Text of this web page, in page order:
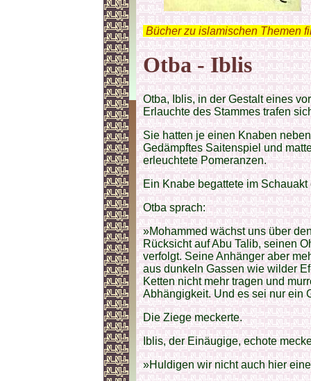
Bücher zu islamischen Themen
Otba - Iblis
Otba, Iblis, in der Gestalt eines
Erlauchte des Stammes trafen
Sie hatten je einen Knaben
Gedämpftes Saitenspiel und
erleuchtete Pomeranzen.
Ein Knabe begattete im
Otba sprach:
»Mohammed wächst uns über
Rücksicht auf Abu Talib, seinen
verfolgt. Seine Anhänger aber
aus dunkeln Gassen wie wilder
Ketten nicht mehr tragen und
Abhängigkeit. Und es sei nur ein
Die Ziege meckerte.
Iblis, der Einäugige, echote
»Huldigen wir nicht auch hier